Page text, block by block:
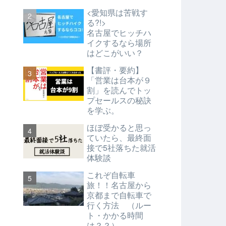
<愛知県は苦戦す
る?!>
名古屋でヒッチハ
イクするなら場所
はどこがいい？
【書評・要約】
「営業は台本が９
割」を読んでトッ
プセールスの秘訣
を学ぶ。
ほぼ受かると思っ
ていたら、最終面
接で5社落ちた就活
体験談
これぞ自転車
旅！！名古屋から
京都まで自転車で
行く方法 （ルー
ト・かかる時間